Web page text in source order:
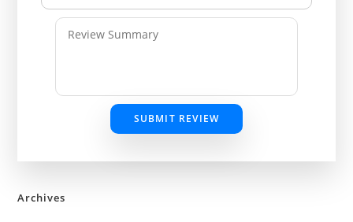
SUBMIT REVIEW
Archives